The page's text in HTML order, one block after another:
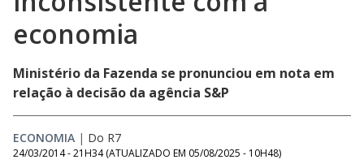
economia
Ministério da Fazenda se pronunciou em nota em
relação à decisão da agência S&P
ECONOMIA | Do R7
24/03/2014 - 21H34 (ATUALIZADO EM 05/08/2025 - 10H48)